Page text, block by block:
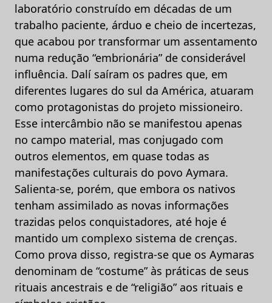
laboratório construído em décadas de um
trabalho paciente, árduo e cheio de incertezas,
que acabou por transformar um assentamento
numa redução “embrionária” de considerável
influência. Dalí saíram os padres que, em
diferentes lugares do sul da América, atuaram
como protagonistas do projeto missioneiro.
Esse intercâmbio não se manifestou apenas
no campo material, mas conjugado com
outros elementos, em quase todas as
manifestações culturais do povo Aymara.
Salienta-se, porém, que embora os nativos
tenham assimilado as novas informações
trazidas pelos conquistadores, até hoje é
mantido um complexo sistema de crenças.
Como prova disso, registra-se que os Aymaras
denominam de “costume” às práticas de seus
rituais ancestrais e de “religião” aos rituais e